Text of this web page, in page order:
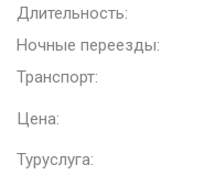
Длительность:
Ночные переезды:
Транспорт:
Цена:
Туруслуга: